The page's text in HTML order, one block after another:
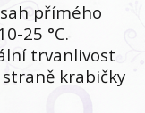
přímého
25 °C.
trvanlivost
krabičky